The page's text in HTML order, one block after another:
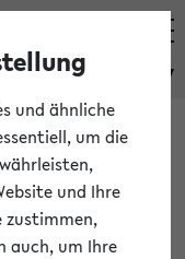
eKVV
am eKVV.
und ähnliche
um die
und Ihre
zustimmen,
auch, um Ihre